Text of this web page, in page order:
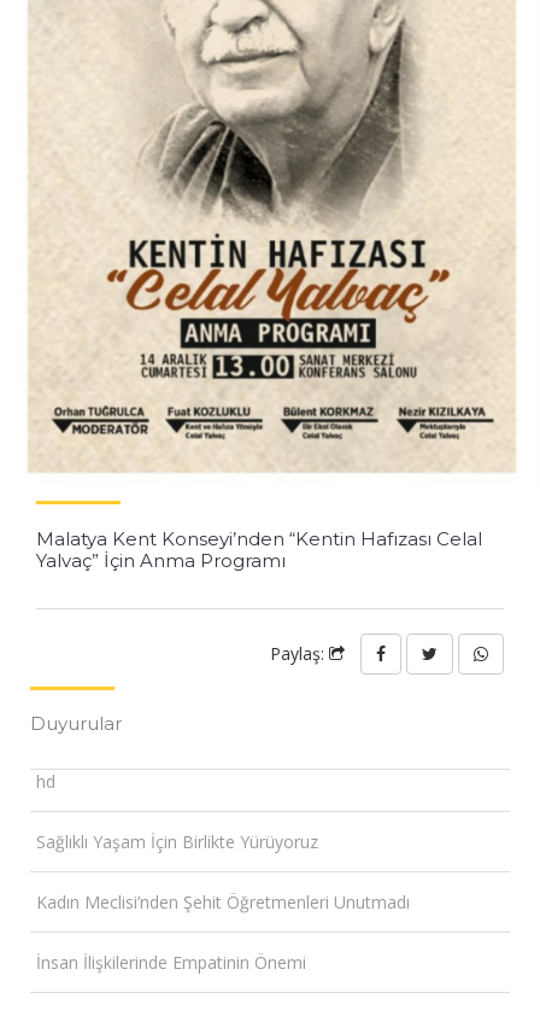
Malatya Kent Konseyi’nden “Kentin Hafızası Celal
Yalvaç” İçin Anma Programı
Paylaş:
Duyurular
hd
Sağlıklı Yaşam İçin Birlikte Yürüyoruz
Kadın Meclisi’nden Şehit Öğretmenleri Unutmadı
İnsan İlişkilerinde Empatinin Önemi